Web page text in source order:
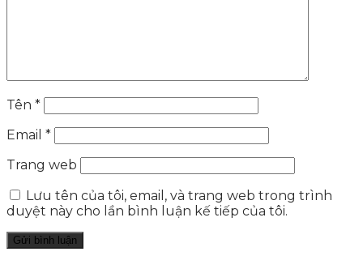
Tên *
Email *
Trang web
Lưu tên của tôi, email, và trang web trong trình
duyệt này cho lần bình luận kế tiếp của tôi.